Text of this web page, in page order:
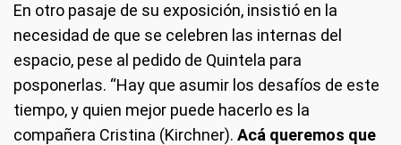
En otro pasaje de su exposición, insistió en la
necesidad de que se celebren las internas del
espacio, pese al pedido de Quintela para
posponerlas. “Hay que asumir los desafíos de este
tiempo, y quien mejor puede hacerlo es la
compañera Cristina (Kirchner). Acá queremos que